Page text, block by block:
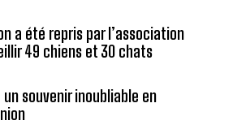
a été repris par l’association
49 chiens et 30 chats
souvenir inoubliable en